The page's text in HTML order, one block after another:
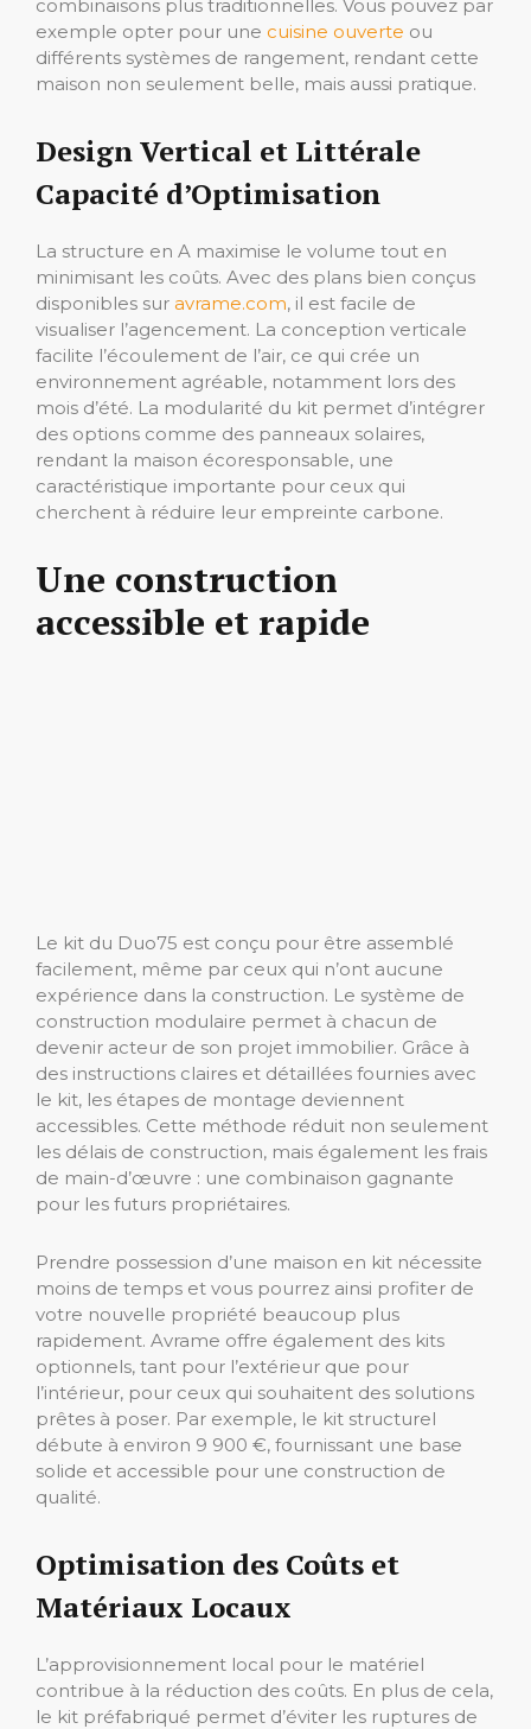
combinaisons plus traditionnelles. Vous pouvez par
exemple opter pour une cuisine ouverte ou
différents systèmes de rangement, rendant cette
maison non seulement belle, mais aussi pratique.
Design Vertical et Littérale
Capacité d’Optimisation
La structure en A maximise le volume tout en
minimisant les coûts. Avec des plans bien conçus
disponibles sur avrame.com, il est facile de
visualiser l’agencement. La conception verticale
facilite l’écoulement de l’air, ce qui crée un
environnement agréable, notamment lors des
mois d’été. La modularité du kit permet d’intégrer
des options comme des panneaux solaires,
rendant la maison écoresponsable, une
caractéristique importante pour ceux qui
cherchent à réduire leur empreinte carbone.
Une construction
accessible et rapide
Le kit du Duo75 est conçu pour être assemblé
facilement, même par ceux qui n’ont aucune
expérience dans la construction. Le système de
construction modulaire permet à chacun de
devenir acteur de son projet immobilier. Grâce à
des instructions claires et détaillées fournies avec
le kit, les étapes de montage deviennent
accessibles. Cette méthode réduit non seulement
les délais de construction, mais également les frais
de main-d’œuvre : une combinaison gagnante
pour les futurs propriétaires.
Prendre possession d’une maison en kit nécessite
moins de temps et vous pourrez ainsi profiter de
votre nouvelle propriété beaucoup plus
rapidement. Avrame offre également des kits
optionnels, tant pour l’extérieur que pour
l’intérieur, pour ceux qui souhaitent des solutions
prêtes à poser. Par exemple, le kit structurel
débute à environ 9 900 €, fournissant une base
solide et accessible pour une construction de
qualité.
Optimisation des Coûts et
Matériaux Locaux
L’approvisionnement local pour le matériel
contribue à la réduction des coûts. En plus de cela,
le kit préfabriqué permet d’éviter les ruptures de